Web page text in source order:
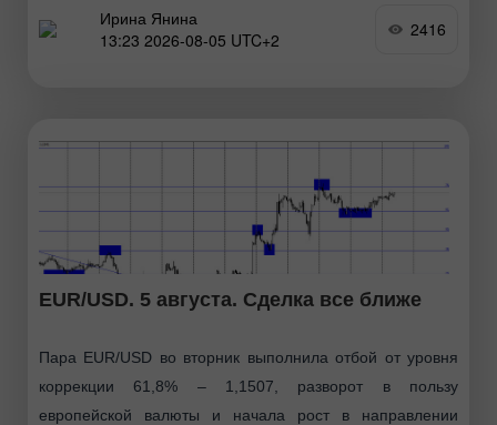
месячного диапазона. С технической точки зрения
внутридневной пробой 200-периодной
Ирина Янина
13:23 2026-08-05 UTC+2
2416
EUR/USD. 5 августа. Сделка все ближе
Пара EUR/USD во вторник выполнила отбой от уровня
коррекции 61,8% – 1,1507, разворот в пользу
европейской валюты и начала рост в направлении